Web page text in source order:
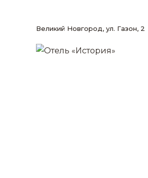
Великий Новгород, ул. Газон, 2